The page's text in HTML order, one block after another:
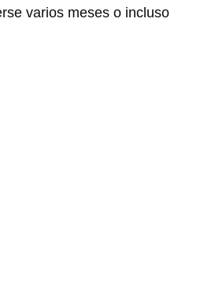
varios meses o incluso